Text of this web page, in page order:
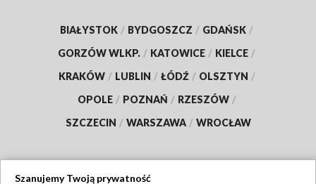
BIAŁYSTOK / BYDGOSZCZ / GDAŃSK /
GORZÓW WLKP. / KATOWICE / KIELCE /
KRAKÓW / LUBLIN / ŁÓDŹ / OLSZTYN /
OPOLE / POZNAŃ / RZESZÓW /
SZCZECIN / WARSZAWA / WROCŁAW
Szanujemy Twoją prywatność